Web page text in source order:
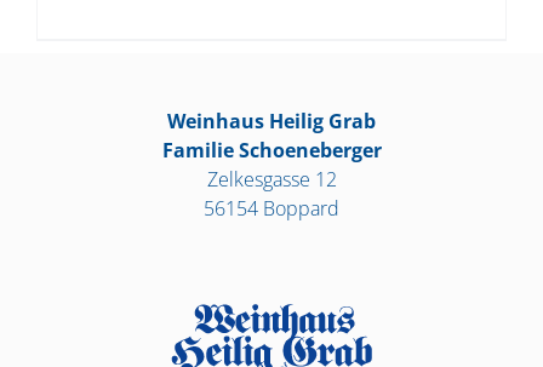
Weinhaus Heilig Grab
Familie Schoeneberger
Zelkesgasse 12
56154 Boppard